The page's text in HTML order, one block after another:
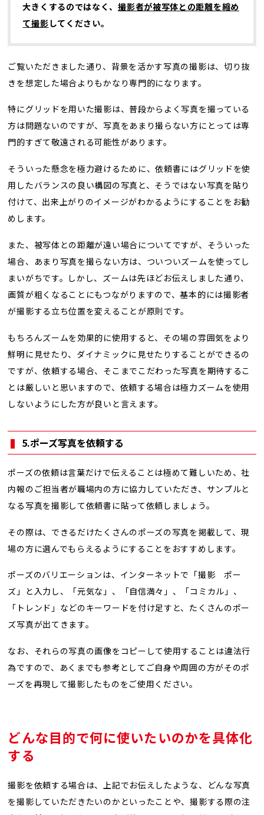
大きくするのではなく、撮影者が被写体との距離を縮め
て撮影 してください。
ご覧いただきました通り、背景を活かす写真の撮影は、切り抜
きを想定した場合よりもかなり専門的になります。
特にグリッドを用いた撮影は、普段からよく写真を撮っている
方は問題ないのですが、写真をあまり撮らない方にとっては専
門的すぎて敬遠される可能性があります。
そういった懸念を極力避けるために、依頼書にはグリッドを使
用したバランスの良い構図の写真と、そうではない写真を貼り
付けて、出来上がりのイメージがわかるようにすることをお勧
めします。
また、被写体との距離が遠い場合についてですが、そういった
場合、あまり写真を撮らない方は、ついついズームを使ってし
まいがちです。しかし、ズームは先ほどお伝えしました通り、
画質が粗くなることにもつながりますので、基本的には撮影者
が撮影する立ち位置を変えることが原則です。
もちろんズームを効果的に使用すると、その場の雰囲気をより
鮮明に見せたり、ダイナミックに見せたりすることができるの
ですが、依頼する場合、そこまでこだわった写真を期待するこ
とは厳しいと思いますので、依頼する場合は極力ズームを使用
しないようにした方が良いと言えます。
5.ポーズ写真を依頼する
ポーズの依頼は言葉だけで伝えることは極めて難しいため、社
内報のご担当者が職場内の方に協力していただき、サンプルと
なる写真を撮影して依頼書に貼って依頼しましょう。
その際は、できるだけたくさんのポーズの写真を掲載して、現
場の方に選んでもらえるようにすることをおすすめします。
ポーズのバリエーションは、インターネットで「撮影 ポー
ズ」と入力し、「元気な」、「自信満々」、「コミカル」、
「トレンド」などのキーワードを付け足すと、たくさんのポー
ズ写真が出てきます。
なお、それらの写真の画像をコピーして使用することは違法行
為ですので、あくまでも参考としてご自身や周囲の方がそのポ
ーズを再現して撮影したものをご使用ください。
どんな目的で何に使いたいのかを具体化
する
撮影を依頼する場合は、上記でお伝えしたような、どんな写真
を撮影していただきたいのかといったことや、撮影する際の注